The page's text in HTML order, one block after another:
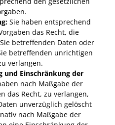
Sie haben entsprechend
das Recht, die
betreffenden Daten oder
betreffenden unrichtigen
verlangen.
und Einschränkung der
nach Maßgabe der
das Recht, zu verlangen,
unverzüglich gelöscht
nach Maßgabe der